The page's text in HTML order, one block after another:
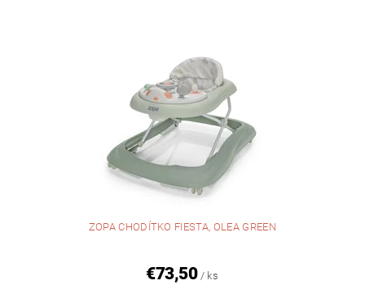
ZOPA CHODÍTKO FIESTA, OLEA GREEN
€73,50 / ks